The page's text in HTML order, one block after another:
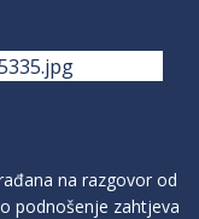
na razgovor od
podnošenje zahtjeva